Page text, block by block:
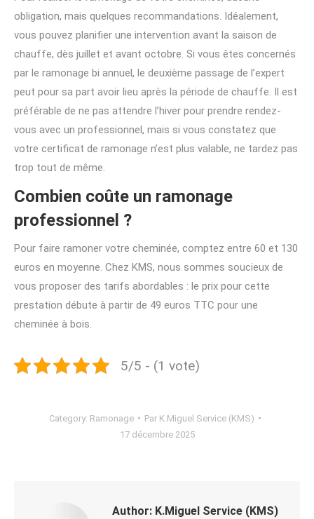
obligation, mais quelques recommandations. Idéalement,
vous pouvez planifier une intervention avant la saison de
chauffe, dès juillet et avant octobre. Si vous êtes concernés
par le ramonage bi annuel, le deuxième passage de l’expert
peut pour sa part avoir lieu après la période de chauffe. Il est
préférable de ne pas attendre l’hiver pour prendre rendez-
vous avec un professionnel, mais si vous constatez que
votre certificat de ramonage n’est plus valable, ne tardez pas
trop tout de même.
Combien coûte un ramonage
professionnel ?
Pour faire ramoner votre cheminée, comptez entre 60 et 130
euros en moyenne. Chez KMS, nous sommes soucieux de
vous proposer des tarifs abordables : le prix pour cette
prestation débute à partir de 49 euros TTC pour une
cheminée à bois.
5/5 - (1 vote)
Category: Ramonage Par K.Miguel Service (KMS)
17 décembre 2025
Author: K.Miguel Service (KMS)